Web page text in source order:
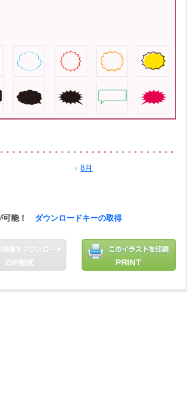
8月
可能！ ダウンロードキーの取得